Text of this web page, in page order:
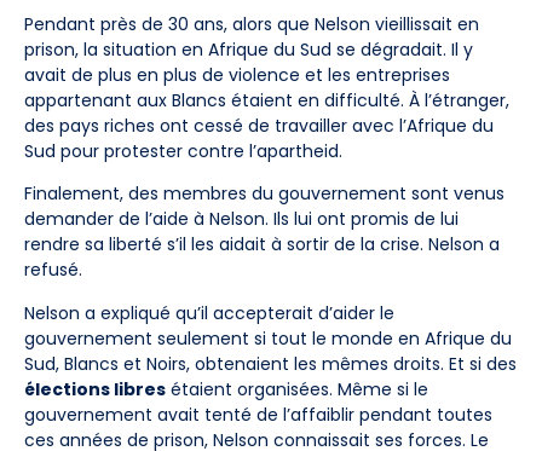
Pendant près de 30 ans, alors que Nelson vieillissait en
prison, la situation en Afrique du Sud se dégradait. Il y
avait de plus en plus de violence et les entreprises
appartenant aux Blancs étaient en difficulté. À l’étranger,
des pays riches ont cessé de travailler avec l’Afrique du
Sud pour protester contre l’apartheid.
Finalement, des membres du gouvernement sont venus
demander de l’aide à Nelson. Ils lui ont promis de lui
rendre sa liberté s’il les aidait à sortir de la crise. Nelson a
refusé.
Nelson a expliqué qu’il accepterait d’aider le
gouvernement seulement si tout le monde en Afrique du
Sud, Blancs et Noirs, obtenaient les mêmes droits. Et si des
élections libres étaient organisées. Même si le
gouvernement avait tenté de l’affaiblir pendant toutes
ces années de prison, Nelson connaissait ses forces. Le